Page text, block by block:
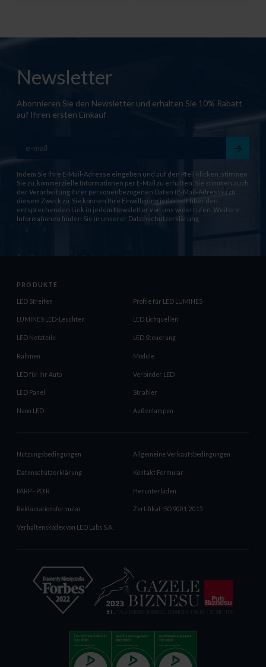
Newsletter
Abonnieren Sie den Newsletter und erhalten Sie 10% Rabatt
auf Ihren ersten Einkauf
Indem Sie Ihre E-Mail-Adresse eingeben und auf den Pfeil klicken, stimmen
Sie zu, kommerzielle Informationen per E-Mail zu erhalten. Sie stimmen auch
der Verarbeitung Ihrer personenbezogenen Daten (E-Mail-Adresse) zu
diesem Zweck zu. Sie können Ihre Einwilligung jederzeit über den
entsprechenden Link in jedem Newsletter von uns widerrufen. Weitere
Informationen finden Sie in unserer Datenschutzerklärung
PRODUKTE
LED Streifen Profile für LED LUMINES
LUMINES LED-Leuchten LED Lichquellen
LED Netzteile LED Steuerung
Rahmen Module
LED für Ihr Auto Verbinder LED
LED Panel Strahler
Neon LED Außenlampen
Nutzungsbedingungen Allgemeine Verkaufsbedingungen
Datenschutzerklärung Kontakt Formular
PARP - POIR Herunterladen
Reklamationsformular Zertifikat ISO 9001:2015
Verhaltenskodex von LED Labs S.A.